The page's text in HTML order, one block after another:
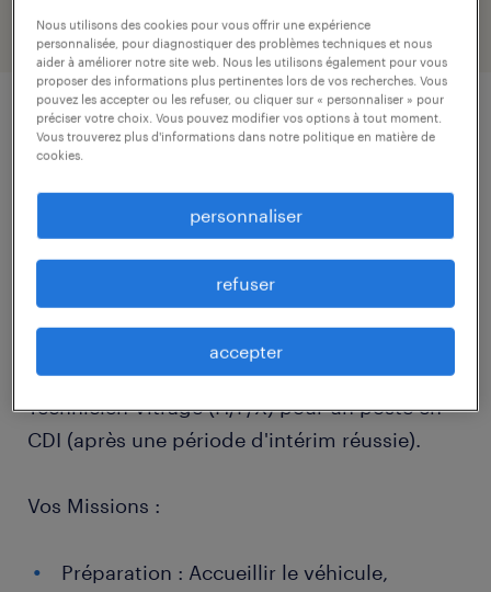
détails du poste
Vous êtes passionné par l'automobile et vous
avez le sens du détail ? Vous souhaitez
rejoindre une entreprise qui prend soin de
ses clients et de ses équipes ?
Pour l'un de nos clients, nous recherchons un
Technicien Vitrage (H/F/X) pour un poste en
CDI (après une période d'intérim réussie).
Vos Missions :
Préparation : Accueillir le véhicule,
Nous utilisons des cookies pour vous offrir une expérience
personnalisée, pour diagnostiquer des problèmes techniques et nous
aider à améliorer notre site web. Nous les utilisons également pour vous
proposer des informations plus pertinentes lors de vos recherches. Vous
pouvez les accepter ou les refuser, ou cliquer sur « personnaliser » pour
préciser votre choix. Vous pouvez modifier vos options à tout moment.
Vous trouverez plus d'informations dans notre politique en matière de
cookies.
personnaliser
refuser
accepter